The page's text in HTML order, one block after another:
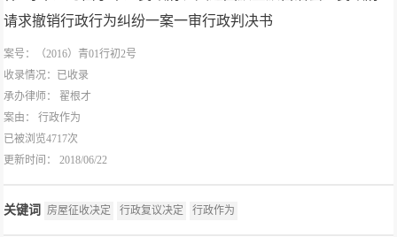
请求撤销行政行为纠纷一案一审行政判决书
案号：（2016）青01行初2号
收录情况：已收录
承办律师： 翟根才
案由：行政作为
已被浏览4717次
更新时间： 2018/06/22
关键词 房屋征收决定 行政复议决定 行政作为